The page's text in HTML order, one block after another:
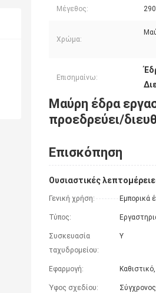
Μέγεθος:
Χρώμα:
Επισημαίνω:
Μαύρη έδρα
προεδρεύει/
Επισκόπηση
Ουσιαστικές
Γενική χρήση: Εμπορικά
Τύπος:
Συσκευασία
ταχυδρομείου:
Υ
Εφαρμογή:
Ύφος σχεδίου: Σύγχρονος